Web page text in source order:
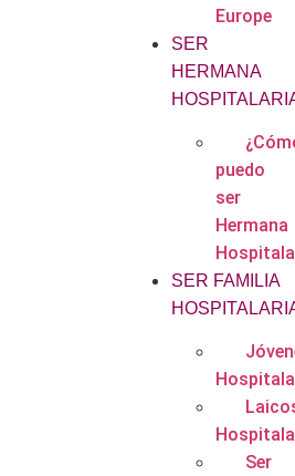
Europe
SER
HERMANA
puedo
ser
Hermana
SER FAMILIA
Ser